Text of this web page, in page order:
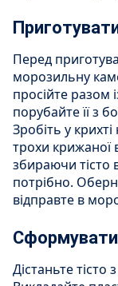
Перед
морозильну
просійте разом
порубайте її з
Зробіть у
трохи крижаної
збираючи тісто
потрібно.
відправте в
Дістаньте тісто